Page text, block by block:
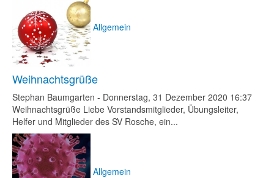
Allgemein
Weihnachtsgrüße
Stephan Baumgarten - Donnerstag, 31 Dezember 2020 16:37
Weihnachtsgrüße Liebe Vorstandsmitglieder, Übungsleiter,
Helfer und Mitglieder des SV Rosche, ein...
Allgemein